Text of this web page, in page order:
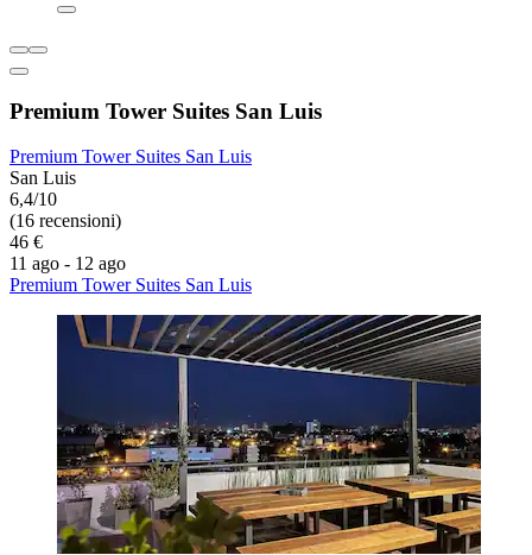
Premium Tower Suites San Luis
Premium Tower Suites San Luis
San Luis
6,4/10
(16 recensioni)
46 €
11 ago - 12 ago
Premium Tower Suites San Luis